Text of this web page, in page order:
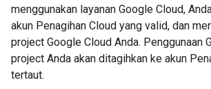
menggunakan layanan Google Cloud,
akun Penagihan Cloud yang valid, dan
project Google Cloud Anda. Penggunaan
project Anda akan ditagihkan ke akun
tertaut.